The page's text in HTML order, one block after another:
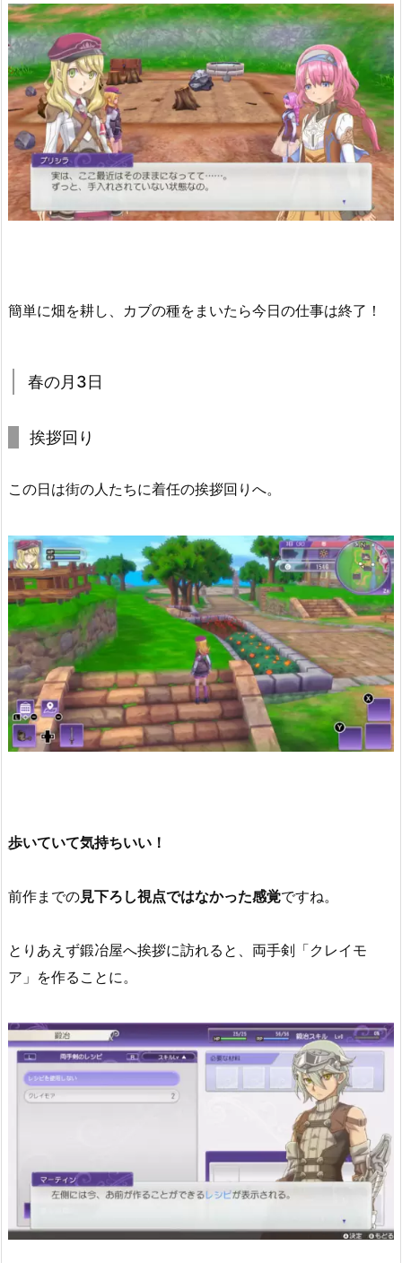
簡単に畑を耕し、カブの種をまいたら今日の仕事は終了！
春の月3日
挨拶回り
この日は街の人たちに着任の挨拶回りへ。
歩いていて気持ちいい！
前作までの見下ろし視点ではなかった感覚ですね。
とりあえず鍛冶屋へ挨拶に訪れると、両手剣「クレイモ
ア」を作ることに。